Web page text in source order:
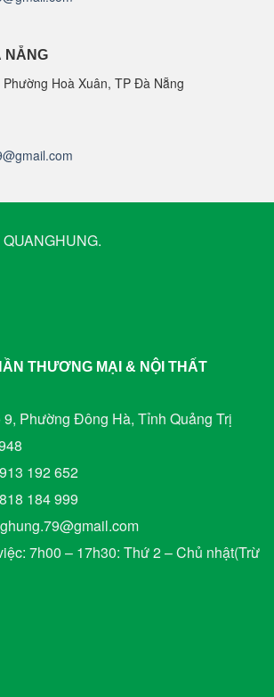
NẴNG
Hoà Xuân, TP Đà Nẵng
THƯƠNG MẠI & NỘI THẤT
Phường Đông Hà, Tỉnh Quảng Trị
192 652
184 999
7h00 – 17h30: Thứ 2 – Chủ nhật(Trừ